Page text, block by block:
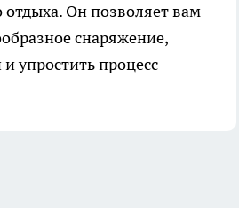
отдыха. Он позволяет вам
снаряжение,
упростить процесс